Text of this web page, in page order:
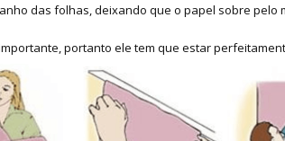
das folhas, deixando que o papel sobre
portanto ele tem que estar